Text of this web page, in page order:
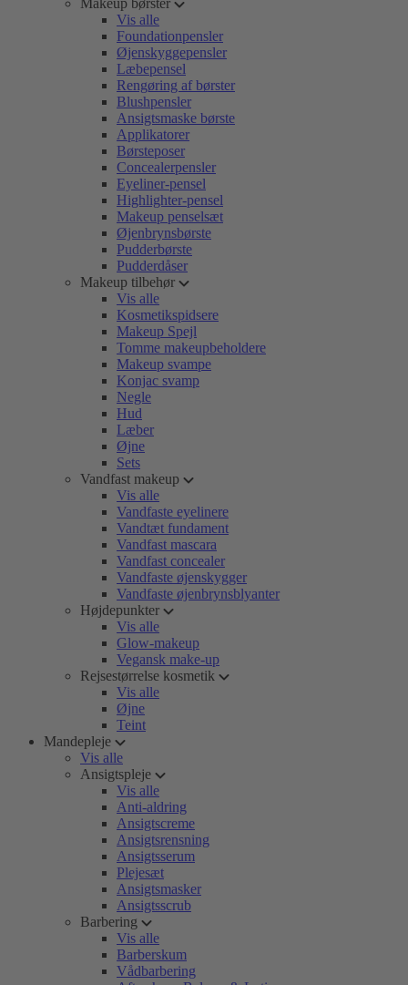
Makeup børster
Vis alle
Foundationpensler
Øjenskyggepensler
Læbepensel
Rengøring af børster
Blushpensler
Ansigtsmaske børste
Applikatorer
Børsteposer
Concealerpensler
Eyeliner-pensel
Highlighter-pensel
Makeup penselsæt
Øjenbrynsbørste
Pudderbørste
Pudderdåser
Makeup tilbehør
Vis alle
Kosmetikspidsere
Makeup Spejl
Tomme makeupbeholdere
Makeup svampe
Konjac svamp
Negle
Hud
Læber
Øjne
Sets
Vandfast makeup
Vis alle
Vandfaste eyelinere
Vandtæt fundament
Vandfast mascara
Vandfast concealer
Vandfaste øjenskygger
Vandfaste øjenbrynsblyanter
Højdepunkter
Vis alle
Glow-makeup
Vegansk make-up
Rejsestørrelse kosmetik
Vis alle
Øjne
Teint
Mandepleje
Vis alle
Ansigtspleje
Vis alle
Anti-aldring
Ansigtscreme
Ansigtsrensning
Ansigtsserum
Plejesæt
Ansigtsmasker
Ansigtsscrub
Barbering
Vis alle
Barberskum
Vådbarbering